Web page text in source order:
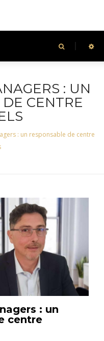
: UN
CENTRE
: un responsable de centre
: un
centre